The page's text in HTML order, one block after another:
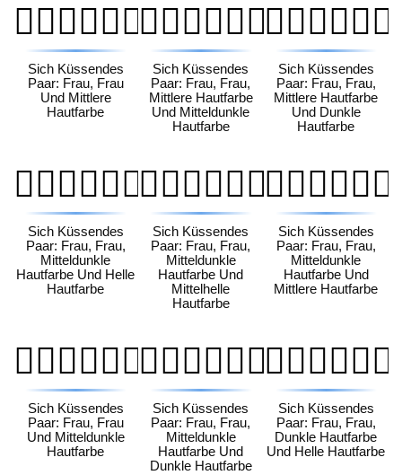
👩🏽‍❤️‍💋‍👩🏽
Sich Küssendes
Paar: Frau, Frau
Und Mittlere
Hautfarbe
👩🏽‍❤️‍💋‍👩🏾
Sich Küssendes
Paar: Frau, Frau,
Mittlere Hautfarbe
Und Mitteldunkle
Hautfarbe
👩🏽‍❤️‍💋‍👩🏿
Sich Küssendes
Paar: Frau, Frau,
Mittlere Hautfarbe
Und Dunkle
Hautfarbe
👩🏾‍❤️‍💋‍👩🏻
Sich Küssendes
Paar: Frau, Frau,
Mitteldunkle
Hautfarbe Und Helle
Hautfarbe
👩🏾‍❤️‍💋‍👩🏼
Sich Küssendes
Paar: Frau, Frau,
Mitteldunkle
Hautfarbe Und
Mittelhelle
Hautfarbe
👩🏾‍❤️‍💋‍👩🏽
Sich Küssendes
Paar: Frau, Frau,
Mitteldunkle
Hautfarbe Und
Mittlere Hautfarbe
👩🏾‍❤️‍💋‍👩🏾
Sich Küssendes
Paar: Frau, Frau
Und Mitteldunkle
Hautfarbe
👩🏾‍❤️‍💋‍👩🏿
Sich Küssendes
Paar: Frau, Frau,
Mitteldunkle
Hautfarbe Und
Dunkle Hautfarbe
👩🏿‍❤️‍💋‍👩🏻
Sich Küssendes
Paar: Frau, Frau,
Dunkle Hautfarbe
Und Helle Hautfarbe